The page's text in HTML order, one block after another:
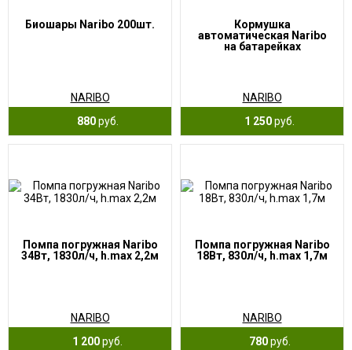
Биошары Naribo 200шт.
NARIBO
880руб.
Кормушка
автоматическая Naribo
на батарейках
NARIBO
1 250руб.
Помпа погружная Naribo
34Вт, 1830л/ч, h.max 2,2м
NARIBO
1 200руб.
Помпа погружная Naribo
18Вт, 830л/ч, h.max 1,7м
NARIBO
780руб.